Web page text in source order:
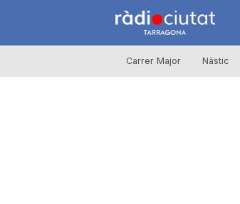
R
à
Carrer Major Nàstic